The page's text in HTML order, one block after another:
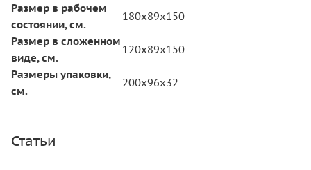
Размер в рабочем
состоянии, см.
180х89x150
Размер в сложенном
виде, см.
120х89x150
Размеры упаковки,
см.
200х96x32
Статьи